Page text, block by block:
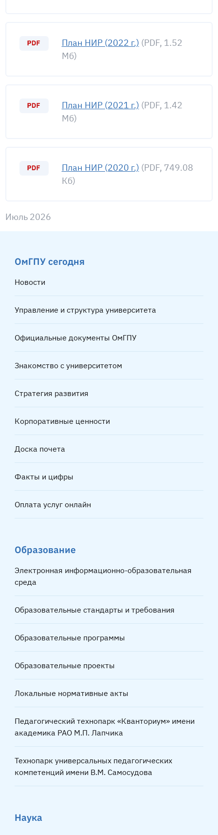
План НИР (2022 г.) (PDF, 1.52
Мб)
План НИР (2021 г.) (PDF, 1.42
Мб)
План НИР (2020 г.) (PDF, 749.08
Кб)
Июль 2026
ОмГПУ сегодня
Новости
Управление и структура университета
Официальные документы ОмГПУ
Знакомство с университетом
Стратегия развития
Корпоративные ценности
Доска почета
Факты и цифры
Оплата услуг онлайн
Образование
Электронная информационно-образовательная
среда
Образовательные стандарты и требования
Образовательные программы
Образовательные проекты
Локальные нормативные акты
Педагогический технопарк «Кванториум» имени
академика РАО М.П. Лапчика
Технопарк универсальных педагогических
компетенций имени В.М. Самосудова
Наука